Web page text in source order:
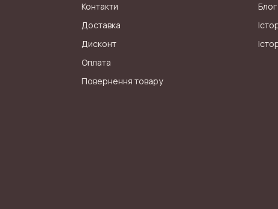
Контакти
Доставка
Дисконт
Оплата
Повернення товару
Блог